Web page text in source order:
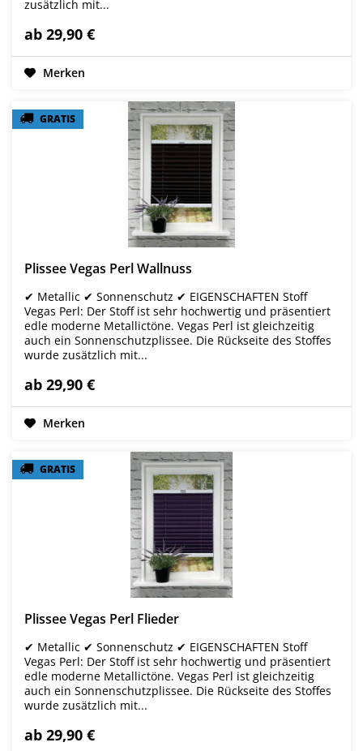
zusätzlich mit...
ab 29,90 €
Merken
GRATIS
GRATIS
Plissee Vegas Perl Wallnuss
✔ Metallic ✔ Sonnenschutz ✔ EIGENSCHAFTEN Stoff
Vegas Perl: Der Stoff ist sehr hochwertig und präsentiert
edle moderne Metallictöne. Vegas Perl ist gleichzeitig
auch ein Sonnenschutzplissee. Die Rückseite des Stoffes
wurde zusätzlich mit...
ab 29,90 €
Merken
GRATIS
GRATIS
Plissee Vegas Perl Flieder
✔ Metallic ✔ Sonnenschutz ✔ EIGENSCHAFTEN Stoff
Vegas Perl: Der Stoff ist sehr hochwertig und präsentiert
edle moderne Metallictöne. Vegas Perl ist gleichzeitig
auch ein Sonnenschutzplissee. Die Rückseite des Stoffes
wurde zusätzlich mit...
ab 29,90 €